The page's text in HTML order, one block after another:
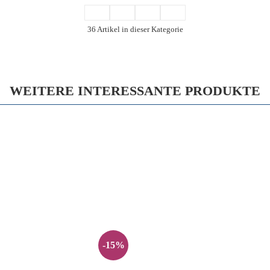
36 Artikel in dieser Kategorie
WEITERE INTERESSANTE PRODUKTE
-15%